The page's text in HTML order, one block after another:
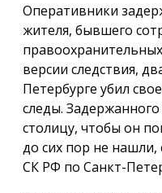
Оперативники
жителя, бывшего
версии следствия,
Петербурге убил
следы.
столицу, чтобы он
до сих пор не нашли,
СК РФ по Санкт-